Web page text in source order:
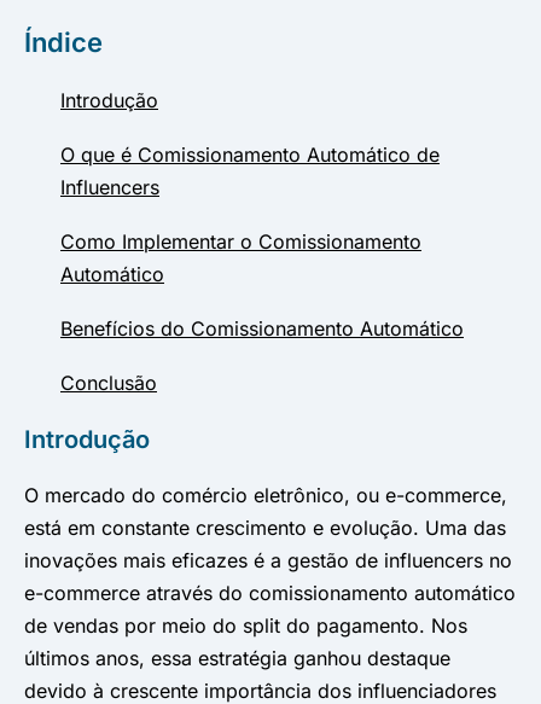
Índice
Introdução
O que é Comissionamento Automático de
Influencers
Como Implementar o Comissionamento
Automático
Benefícios do Comissionamento Automático
Conclusão
Introdução
O mercado do comércio eletrônico, ou e-commerce,
está em constante crescimento e evolução. Uma das
inovações mais eficazes é a gestão de influencers no
e-commerce através do comissionamento automático
de vendas por meio do split do pagamento. Nos
últimos anos, essa estratégia ganhou destaque
devido à crescente importância dos influenciadores